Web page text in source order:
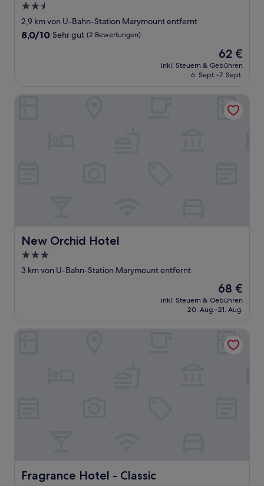
2.5-
Sterne-
Unterkunft
2,9 km von U-Bahn-Station Marymount entfernt
8.0
Bewertungen)
8,0/10 Sehr gut (2 Bewertungen)
Der
Preis
beträgt
62 €
inkl. Steuern & Gebühren
6. Sept.–7. Sept.
New Orchid Hotel
New Orchid Hotel
3.0-
Sterne-
3 km von U-Bahn-Station Marymount entfernt
Der
Preis
beträgt
68 €
inkl. Steuern & Gebühren
20. Aug.–21. Aug.
Fragrance Hotel - Classic
Fragrance Hotel - Classic